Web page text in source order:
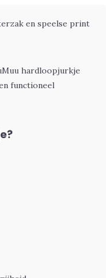
en speelse print
hardloopjurkje
functioneel